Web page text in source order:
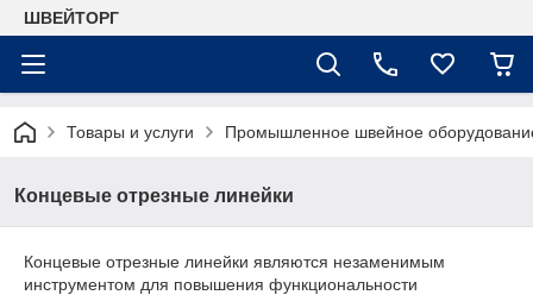
ШВЕЙТОРГ
Товары и услуги Промышленное швейное
Концевые отрезные линейки
Концевые отрезные линейки являются незаменимым
инструментом для повышения функциональности